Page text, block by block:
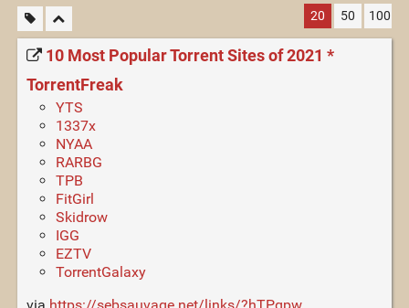
20 50 100
10 Most Popular Torrent Sites of 2021 *
TorrentFreak
YTS
1337x
NYAA
RARBG
TPB
FitGirl
Skidrow
IGG
EZTV
TorrentGalaxy